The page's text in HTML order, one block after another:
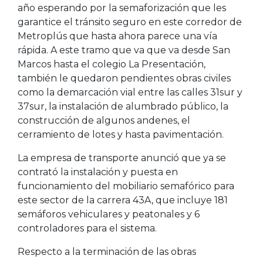
año esperando por la semaforización que les
garantice el tránsito seguro en este corredor de
Metroplús que hasta ahora parece una vía
rápida. A este tramo que va que va desde San
Marcos hasta el colegio La Presentación,
también le quedaron pendientes obras civiles
como la demarcación vial entre las calles 31sur y
37sur, la instalación de alumbrado público, la
construcción de algunos andenes, el
cerramiento de lotes y hasta pavimentación.
La empresa de transporte anunció que ya se
contrató la instalación y puesta en
funcionamiento del mobiliario semafórico para
este sector de la carrera 43A, que incluye 181
semáforos vehiculares y peatonales y 6
controladores para el sistema.
Respecto a la terminación de las obras